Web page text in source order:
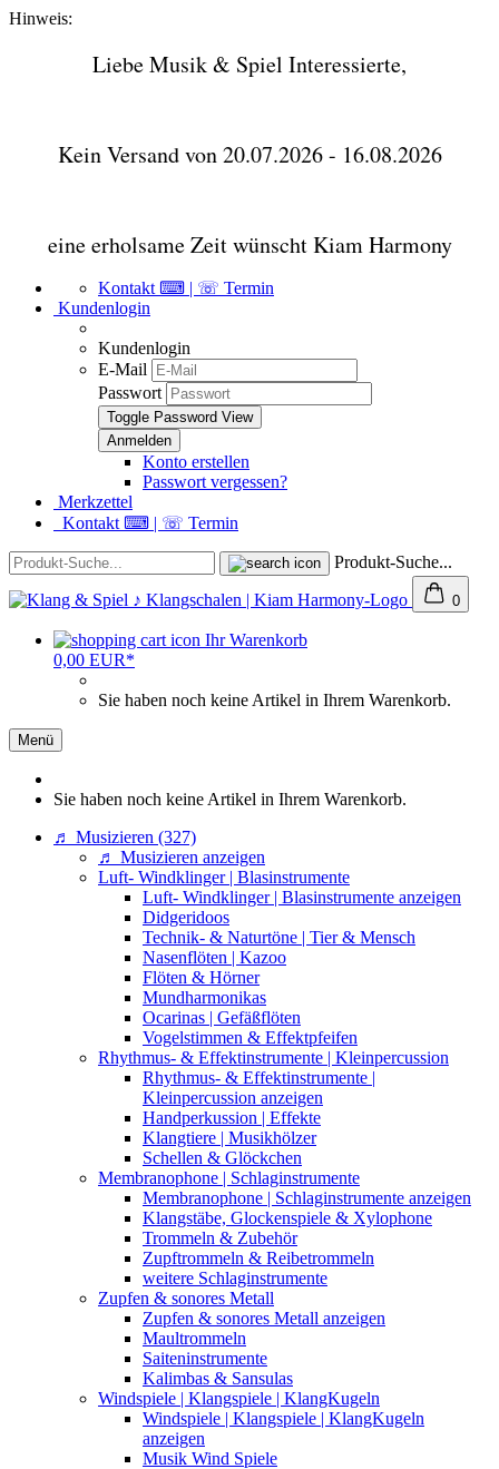
Hinweis:
Liebe Musik & Spiel Interessierte,
Kein Versand von 20.07.2026 - 16.08.2026
eine erholsame Zeit wünscht Kiam Harmony
Kontakt ⌨ | ☏ Termin
Kundenlogin
Kundenlogin
E-Mail
Passwort
Toggle Password View
Konto erstellen
Passwort vergessen?
Merkzettel
Kontakt ⌨ | ☏ Termin
Produkt-Suche...
0
Ihr Warenkorb
0,00 EUR*
Sie haben noch keine Artikel in Ihrem Warenkorb.
Menü
Sie haben noch keine Artikel in Ihrem Warenkorb.
♬ Musizieren (327)
♬ Musizieren anzeigen
Luft- Windklinger | Blasinstrumente
Luft- Windklinger | Blasinstrumente anzeigen
Didgeridoos
Technik- & Naturtöne | Tier & Mensch
Nasenflöten | Kazoo
Flöten & Hörner
Mundharmonikas
Ocarinas | Gefäßflöten
Vogelstimmen & Effektpfeifen
Rhythmus- & Effektinstrumente | Kleinpercussion
Rhythmus- & Effektinstrumente |
Kleinpercussion anzeigen
Handperkussion | Effekte
Klangtiere | Musikhölzer
Schellen & Glöckchen
Membranophone | Schlaginstrumente
Membranophone | Schlaginstrumente anzeigen
Klangstäbe, Glockenspiele & Xylophone
Trommeln & Zubehör
Zupftrommeln & Reibetrommeln
weitere Schlaginstrumente
Zupfen & sonores Metall
Zupfen & sonores Metall anzeigen
Maultrommeln
Saiteninstrumente
Kalimbas & Sansulas
Windspiele | Klangspiele | KlangKugeln
Windspiele | Klangspiele | KlangKugeln
anzeigen
Musik Wind Spiele